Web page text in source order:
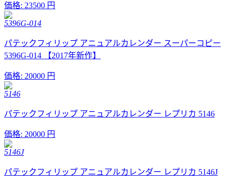
価格: 23500 円
5396G-014
パテックフィリップ アニュアルカレンダー スーパーコピー
5396G-014 【2017年新作】
価格: 20000 円
5146
パテックフィリップ アニュアルカレンダー レプリカ 5146
価格: 20000 円
5146J
パテックフィリップ アニュアルカレンダー レプリカ 5146J